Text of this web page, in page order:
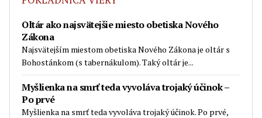
Oltár ako najsvätejšie miesto obetiska Nového
Zákona
Najsvätejším miestom obetiska Nového Zákona je oltár s
Bohostánkom (s tabernákulom). Taký oltár je...
Myšlienka na smrť teda vyvoláva trojaký účinok –
Po prvé
Myšlienka na smrť teda vyvoláva trojaký účinok. Po prvé,